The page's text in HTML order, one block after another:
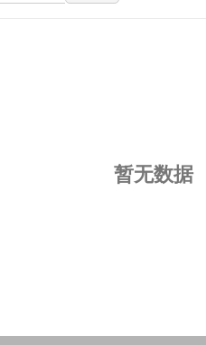
暂无数据